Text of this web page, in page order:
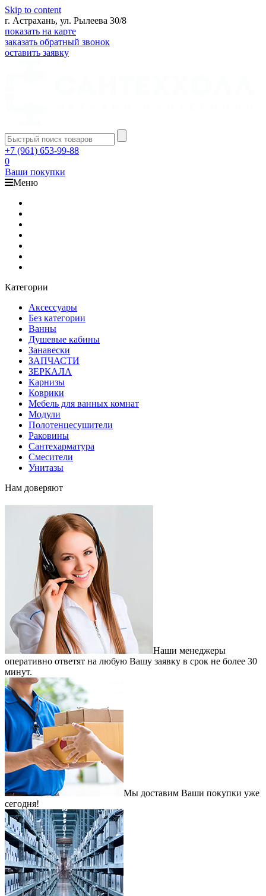
Skip to content
г. Астрахань, ул. Рылеева 30/8
показать на карте
заказать обратный звонок
оставить заявку
+7 (961) 653-99-88
0
Ваши покупки
Меню
Категории
Аксессуары
Без категории
Ванны
Душевые кабины
Занавески
ЗАПЧАСТИ
ЗЕРКАЛА
Карнизы
Коврики
Мебель для ванных комнат
Модули
Полотенцесушители
Раковины
Сантехарматура
Смесители
Унитазы
Нам доверяют
Наши менеджеры
оперативно ответят на любую Вашу заявку в срок не более 30
минут.
Мы доставим Ваши покупки уже
сегодня!